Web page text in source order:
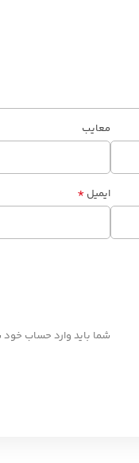
معایب
ایمیل *
شما باید وارد حساب خود